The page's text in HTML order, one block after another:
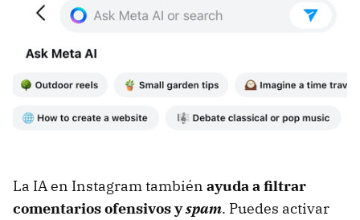
La IA en Instagram también ayuda a filtrar
comentarios ofensivos yspam. Puedes activar